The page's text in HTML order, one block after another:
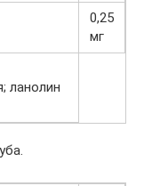
0,25
мг
ланолин